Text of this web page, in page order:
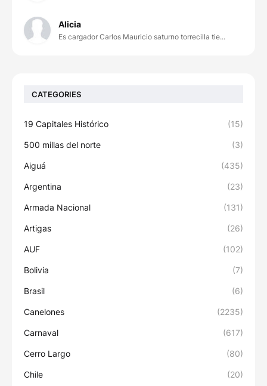
Alicia
Es cargador Carlos Mauricio saturno torrecilla tie...
CATEGORIES
19 Capitales Histórico (15)
500 millas del norte (3)
Aiguá (435)
Argentina (23)
Armada Nacional (131)
Artigas (26)
AUF (102)
Bolivia (7)
Brasil (6)
Canelones (2235)
Carnaval (617)
Cerro Largo (80)
Chile (20)